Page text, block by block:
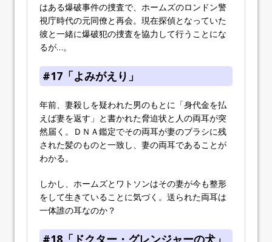
はある爆破事件の捜査で、ホームズのロンドン警
視庁時代の元同僚と再会。現在探偵となっていた
彼と一緒に爆破犯の捜査を協力して行うことにな
るが…。
#17「よみがえり」
年前、妻殺しを疑われた男のもとに「身代金を払
えば妻を返す」と書かれた脅迫状と人の両耳が突
然届く。ＤＮＡ鑑定でその両耳が妻のブラシに残
された髪のものと一致し、妻の両耳であることが
わかる。
しかし、ホームズとワトソンはその妻が今も整形
をして生きていることに気づく。送られた両耳は
一体誰の耳なのか？
#18「ドクター・グレンジャーの犬」